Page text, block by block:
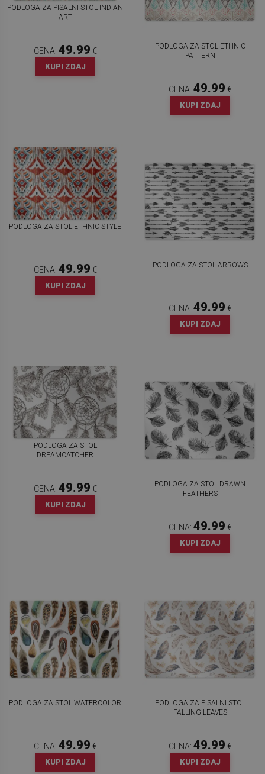
PODLOGA ZA PISALNI STOL INDIAN
ART
CENA: 49.99 €
KUPI ZDAJ
PODLOGA ZA STOL ETHNIC
PATTERN
CENA: 49.99 €
KUPI ZDAJ
PODLOGA ZA STOL ETHNIC STYLE
CENA: 49.99 €
KUPI ZDAJ
PODLOGA ZA STOL ARROWS
CENA: 49.99 €
KUPI ZDAJ
PODLOGA ZA STOL
DREAMCATCHER
CENA: 49.99 €
KUPI ZDAJ
PODLOGA ZA STOL DRAWN
FEATHERS
CENA: 49.99 €
KUPI ZDAJ
PODLOGA ZA STOL WATERCOLOR
CENA: 49.99 €
KUPI ZDAJ
PODLOGA ZA PISALNI STOL
FALLING LEAVES
CENA: 49.99 €
KUPI ZDAJ